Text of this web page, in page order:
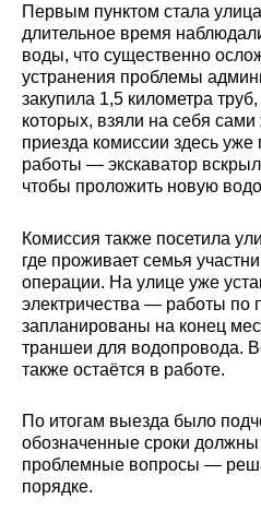
Первым пунктом стала
длительное время
воды, что существенно
устранения проблемы
закупила 1,5 километра
которых, взяли на себя
приезда комиссии здесь
работы — экскаватор
чтобы проложить новую
Комиссия также посетила
где проживает семья
операции. На улице уже
электричества — работы по
запланированы на конец
траншеи для водопровода.
также остаётся в работе.
По итогам выезда было
обозначенные сроки
проблемные вопросы —
порядке.